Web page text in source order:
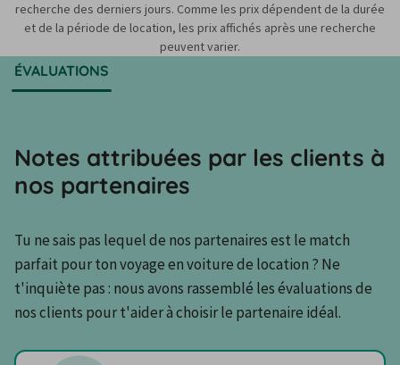
recherche des derniers jours. Comme les prix dépendent de la durée
et de la période de location, les prix affichés après une recherche
peuvent varier.
ÉVALUATIONS
Notes attribuées par les clients à
nos partenaires
Tu ne sais pas lequel de nos partenaires est le match
parfait pour ton voyage en voiture de location ? Ne
t'inquiète pas : nous avons rassemblé les évaluations de
nos clients pour t'aider à choisir le partenaire idéal.